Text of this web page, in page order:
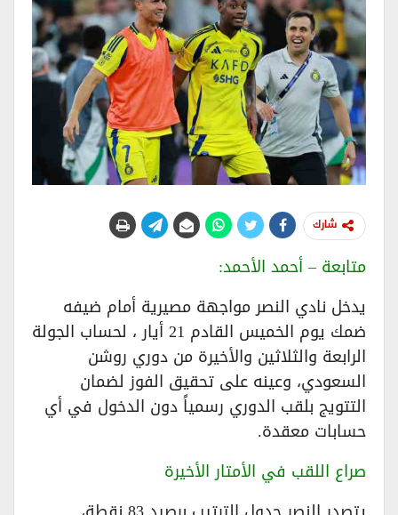
شارك
متابعة – أحمد الأحمد:
يدخل نادي النصر مواجهة مصيرية أمام ضيفه
ضمك يوم الخميس القادم 21 أيار ، لحساب الجولة
الرابعة والثلاثين والأخيرة من دوري روشن
السعودي، وعينه على تحقيق الفوز لضمان
التتويج بلقب الدوري رسمياً دون الدخول في أي
حسابات معقدة.
صراع اللقب في الأمتار الأخيرة